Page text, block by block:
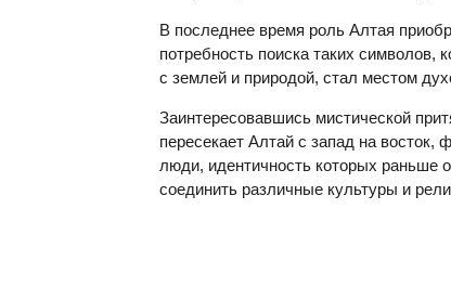
В последнее время роль Алтая
потребность поиска таких
с землей и природой, стал местом
Заинтересовавшись мистической
пересекает Алтай с запад на восток,
люди, идентичность которых раньше
соединить различные культуры и